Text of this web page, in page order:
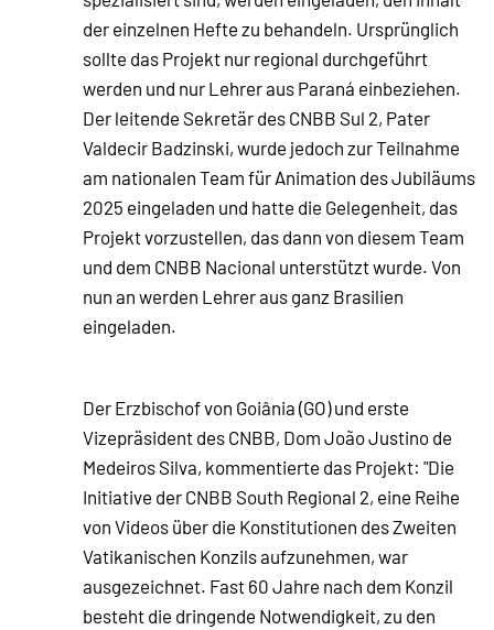
der einzelnen Hefte zu behandeln. Ursprünglich
sollte das Projekt nur regional durchgeführt
werden und nur Lehrer aus Paraná einbeziehen.
Der leitende Sekretär des CNBB Sul 2, Pater
Valdecir Badzinski, wurde jedoch zur Teilnahme
am nationalen Team für Animation des Jubiläums
2025 eingeladen und hatte die Gelegenheit, das
Projekt vorzustellen, das dann von diesem Team
und dem CNBB Nacional unterstützt wurde. Von
nun an werden Lehrer aus ganz Brasilien
eingeladen.
Der Erzbischof von Goiânia (GO) und erste
Vizepräsident des CNBB, Dom João Justino de
Medeiros Silva, kommentierte das Projekt: "Die
Initiative der CNBB South Regional 2, eine Reihe
von Videos über die Konstitutionen des Zweiten
Vatikanischen Konzils aufzunehmen, war
ausgezeichnet. Fast 60 Jahre nach dem Konzil
besteht die dringende Notwendigkeit, zu den